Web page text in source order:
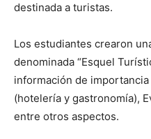
destinada a turistas.
Los estudiantes crearon
denominada “Esquel
información de
(hotelería y gastronomía),
entre otros aspectos.